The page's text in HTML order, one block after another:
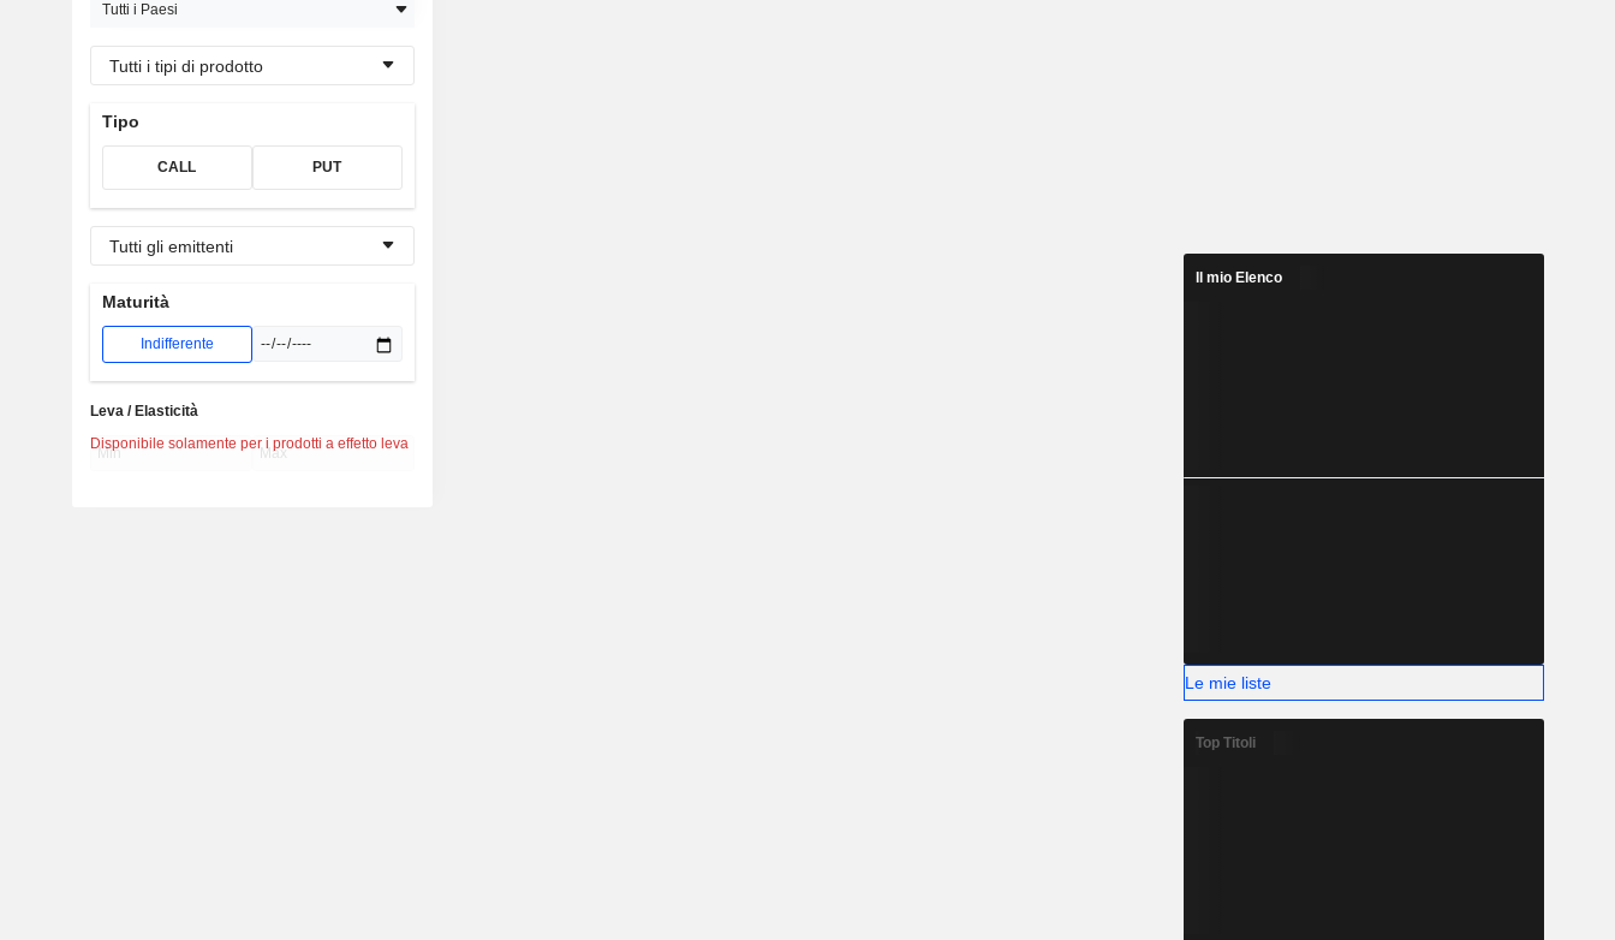
Tutti i Paesi
Tutti i tipi di prodotto
Tipo
CALL PUT
Tutti gli emittenti
Maturità
Indifferente
Disponibile solamente per i prodotti a effetto leva
Leva / Elasticità
Il mio Elenco
Le mie liste
Top Titoli